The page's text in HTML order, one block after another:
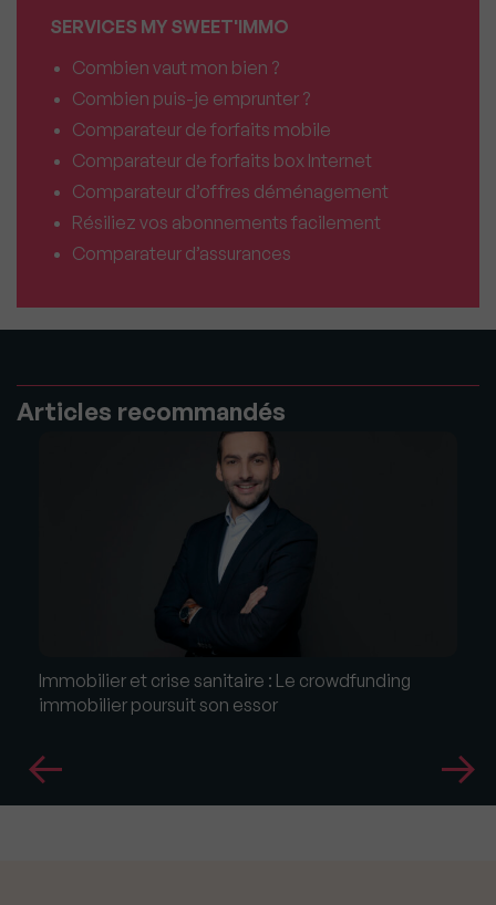
SERVICES MY SWEET'IMMO
Combien vaut mon bien ?
Combien puis-je emprunter ?
Comparateur de forfaits mobile
Comparateur de forfaits box Internet
Comparateur d’offres déménagement
Résiliez vos abonnements facilement
Comparateur d’assurances
Articles recommandés
Immobilier et crise sanitaire : Le crowdfunding
immobilier poursuit son essor